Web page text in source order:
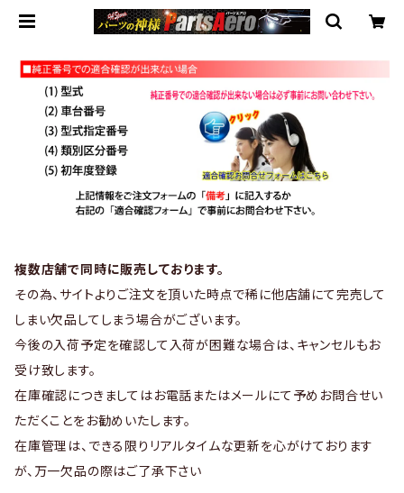
複数店舗で同時に販売しております。
その為、サイトよりご注文を頂いた時点で稀に他店舗にて完売して
しまい欠品してしまう場合がございます。
今後の入荷予定を確認して入荷が困難な場合は、キャンセルもお
受け致します。
在庫確認につきましてはお電話またはメールにて予めお問合せい
ただくことをお勧めいたします。
在庫管理は、できる限りリアルタイムな更新を心がけております
が、万一欠品の際はご了承下さい